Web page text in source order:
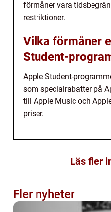
förmåner vara
restriktioner.
Vilka förmåner
Student-
Apple Student-
som specialrabatter på
till Apple Music och
priser.
Läs fler
Fler nyheter